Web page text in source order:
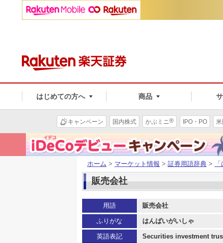
はじめての方へ 商品
キャンペーン 国内株式 かぶミニ® IPO・PO
ホーム > マーケット情報 > 証券用語辞典 >
販売会社
用語 販売会社
ふりがな はんばいがいしゃ
英語表記 Securities investment